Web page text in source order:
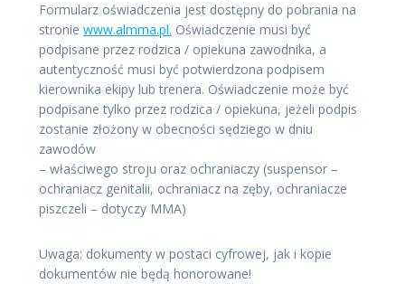
Formularz oświadczenia jest dostępny do pobrania na
stronie www.almma.pl. Oświadczenie musi być
podpisane przez rodzica / opiekuna zawodnika, a
autentyczność musi być potwierdzona podpisem
kierownika ekipy lub trenera. Oświadczenie może być
podpisane tylko przez rodzica / opiekuna, jeżeli podpis
zostanie złożony w obecności sędziego w dniu
zawodów
– właściwego stroju oraz ochraniaczy (suspensor –
ochraniacz genitalii, ochraniacz na zęby, ochraniacze
piszczeli – dotyczy MMA)
Uwaga: dokumenty w postaci cyfrowej, jak i kopie
dokumentów nie będą honorowane!